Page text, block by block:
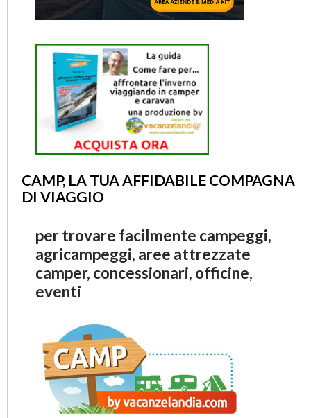
CAMP, LA TUA AFFIDABILE COMPAGNA
DI VIAGGIO
per trovare facilmente campeggi,
agricampeggi, aree attrezzate
camper, concessionari, officine,
eventi